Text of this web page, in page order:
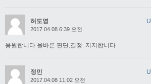
허도영
2017.04.08 6:39 오전
응원합니다.올바른 판단,결정..지지합니다
정민
2017.04.08 11:02 오전